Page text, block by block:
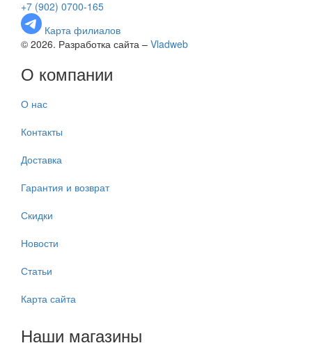
+7 (902) 0700-165
Карта филиалов
© 2026. Разработка сайта – Vladweb
О компании
О нас
Контакты
Доставка
Гарантия и возврат
Скидки
Новости
Статьи
Карта сайта
Наши магазины